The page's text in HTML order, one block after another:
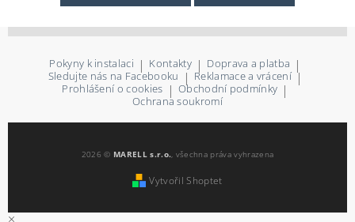
Pokyny k instalaci | Kontakty | Doprava a platba |
Sledujte nás na Facebooku | Reklamace a vrácení |
Prohlášení o cookies | Obchodní podmínky |
Ochrana soukromí
2026 © MARELL s.r.o., všechna práva vyhrazena
Vytvořil Shoptet